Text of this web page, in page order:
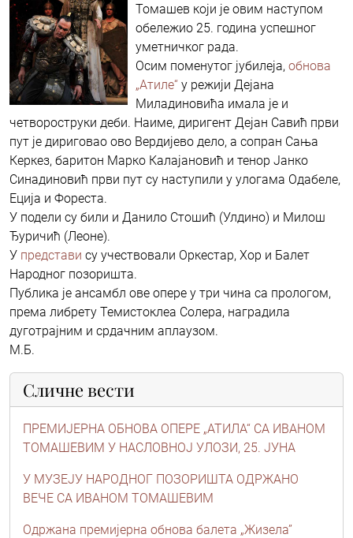
Томашев који је овим наступом
обележио 25. година успешног
уметничког рада.
Осим поменутог јубилеја, обнова
„Атиле“ у режији Дејана
Миладиновића имала је и
четвороструки деби. Наиме, диригент Дејан Савић први
пут је дириговао ово Вердијево дело, а сопран Сања
Керкез, баритон Марко Калајановић и тенор Јанко
Синадиновић први пут су наступили у улогама Одабеле,
Еција и Фореста.
У подели су били и Данило Стошић (Улдино) и Милош
Ђуричић (Леоне).
У представи су учествовали Оркестар, Хор и Балет
Народног позоришта.
Публика је ансамбл ове опере у три чина са прологом,
према либрету Темистоклеа Солера, наградила
дуготрајним и срдачним аплаузом.
М.Б.
Сличне вести
ПРЕМИЈЕРНА ОБНОВА ОПЕРЕ „АТИЛА“ СА ИВАНОМ
ТОМАШЕВИМ У НАСЛОВНОЈ УЛОЗИ, 25. ЈУНА
У МУЗЕЈУ НАРОДНОГ ПОЗОРИШТА ОДРЖАНО
ВЕЧЕ СА ИВАНОМ ТОМАШЕВИМ
Одржана премијерна обнова балета „Жизела”